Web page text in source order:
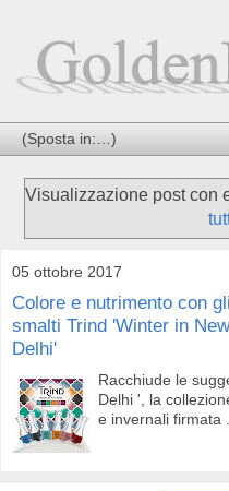
Visualizzazione post con
05 ottobre 2017
Colore e nutrimento con gli
smalti Trind 'Winter in New
Delhi'
Racchiude le
Delhi ', la
e invernali firmata